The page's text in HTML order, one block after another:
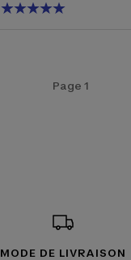
Page 1
MODE DE LIVRAISON